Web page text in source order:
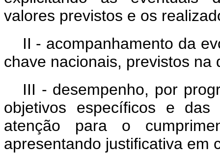
valores previstos e os
II - acompanhamento da
chave nacionais, previstos na
III - desempenho, por
objetivos específicos e
atenção para o
apresentando justificativa em